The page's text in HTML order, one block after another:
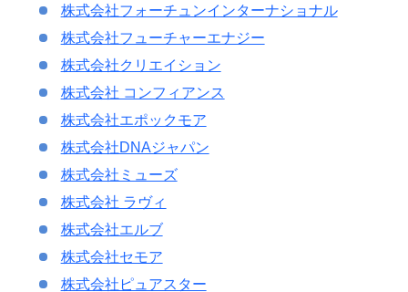
株式会社フォーチュンインターナショナル
株式会社フューチャーエナジー
株式会社クリエイション
株式会社 コンフィアンス
株式会社エポックモア
株式会社DNAジャパン
株式会社ミューズ
株式会社 ラヴィ
株式会社エルブ
株式会社セモア
株式会社ピュアスター